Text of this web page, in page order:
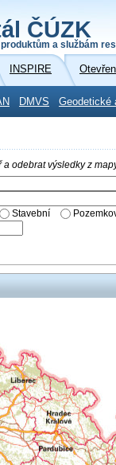
ČÚZK
a službám
INSPIRE
DMVS Geodetické
a odebrat výsledky z
Stavební